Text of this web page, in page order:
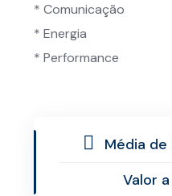
* Comunicação
* Energia
* Performance
Média de
Valor